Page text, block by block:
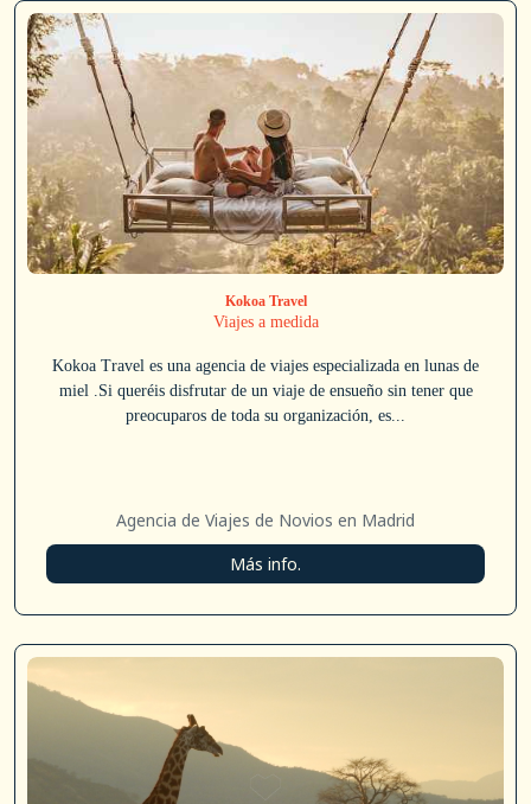
Kokoa Travel
Viajes a medida
Kokoa Travel es una agencia de viajes especializada en lunas de
miel .Si queréis disfrutar de un viaje de ensueño sin tener que
preocuparos de toda su organización, es...
Agencia de Viajes de Novios en Madrid
Más info.